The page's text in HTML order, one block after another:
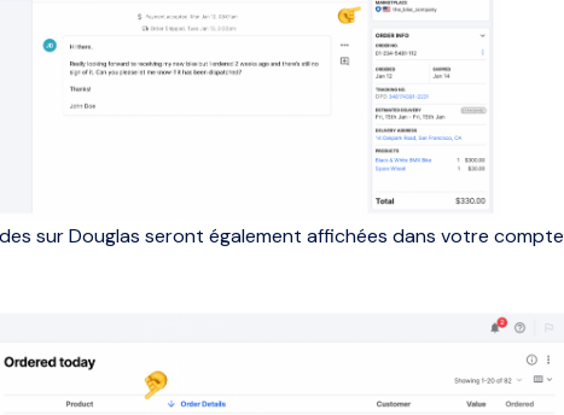
sur Douglas seront également affichées dans votre compte